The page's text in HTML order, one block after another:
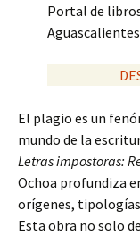
Portal de
El plagio es un
mundo de la
Letras impostoras:
Ochoa profundiza
orígenes,
Esta obra no solo